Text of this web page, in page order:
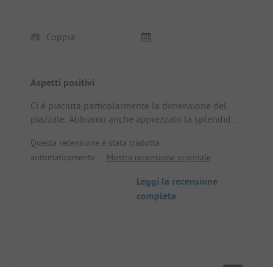
Coppia
Aspetti positivi
Ci è piaciuta particolarmente la dimensione del
piazzale. Abbiamo anche apprezzato la splendida
lettini. Il personale era molto cordiale e si è
impegnato a soddisfare tutte le nostre richieste.
che è stato rispettato. Purtroppo, non è stato così
in altri campeggi che abbiamo visitato quest'anno.
Questa recensione è stata tradotta
automaticamente.
Mostra recensione originale
Leggi la recensione
completa